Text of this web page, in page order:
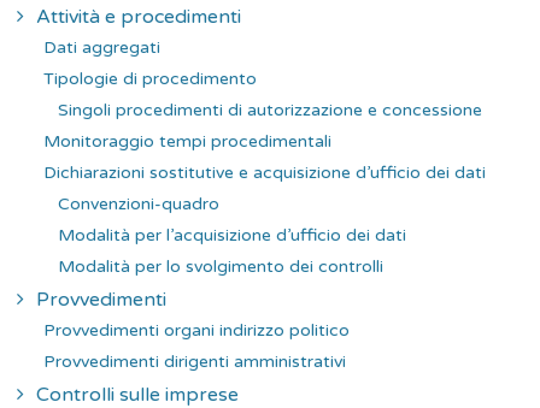
Attività e procedimenti
Dati aggregati
Tipologie di procedimento
Singoli procedimenti di autorizzazione e concessione
Monitoraggio tempi procedimentali
Dichiarazioni sostitutive e acquisizione d’ufficio dei dati
Convenzioni-quadro
Modalità per l’acquisizione d’ufficio dei dati
Modalità per lo svolgimento dei controlli
Provvedimenti
Provvedimenti organi indirizzo politico
Provvedimenti dirigenti amministrativi
Controlli sulle imprese